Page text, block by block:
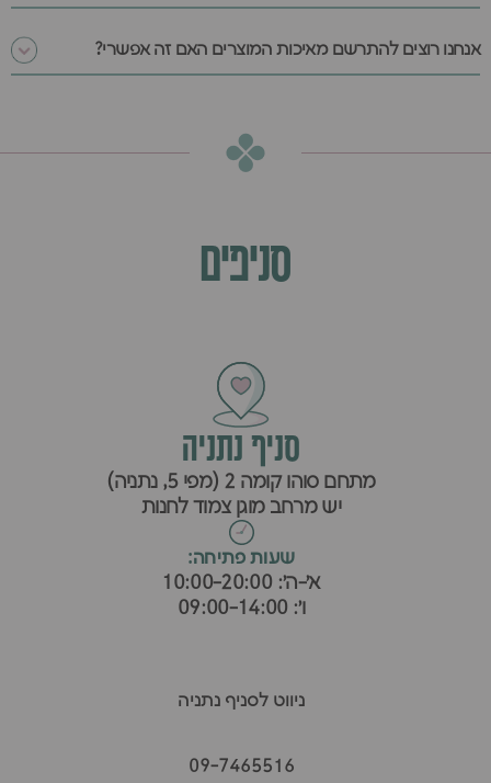
אנחנו רוצים להתרשם מאיכות המוצרים האם זה אפשרי?
סניפים
סניף נתניה
מתחם סוהו קומה 2 (מפי 5, נתניה)
יש מרחב מוגן צמוד לחנות
שעות פתיחה:
א׳-ה׳: 10:00-20:00
ו׳: 09:00-14:00
ניווט לסניף נתניה
09-7465516